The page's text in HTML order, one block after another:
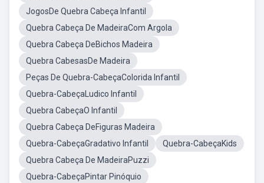
JogosDe Quebra Cabeça Infantil
Quebra Cabeça De MadeiraCom Argola
Quebra Cabeça DeBichos Madeira
Quebra CabesasDe Madeira
Peças De Quebra-CabeçaColorida Infantil
Quebra-CabeçaLudico Infantil
Quebra CabeçaO Infantil
Quebra Cabeça DeFiguras Madeira
Quebra-CabeçaGradativo Infantil
Quebra-CabeçaKids
Quebra Cabeça De MadeiraPuzzi
Quebra-CabeçaPintar Pinóquio